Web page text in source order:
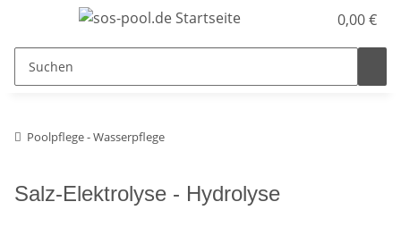
0,00 €
Poolpflege - Wasserpflege
Salz-Elektrolyse - Hydrolyse